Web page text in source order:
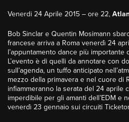
Venerdi 24 Aprile 2015 – ore 22,
Bob Sinclar e Quentin Mosimann
francese arriva a Roma venerdì 24
l’appuntamento dance più importante
L’evento è di quelli da annotare con
sull’agenda, un tuffo anticipato
mezzo della primavera e nel cuore di
infiammeranno la serata del 24 aprile
imperdibile per gli amanti dell’EDM e
venerdì 23 gennaio sui circuiti